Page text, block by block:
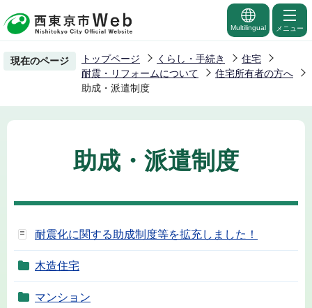
の
ー
の
先
Multilingual メニュー
現在のページ トップページ くらし・手続き
住宅
耐震・リフォームについて
住宅所有者の方へ
助成・派遣制度
助成・派遣制度
耐震化に関する助成制度等を拡充しました！
木造住宅
マンション